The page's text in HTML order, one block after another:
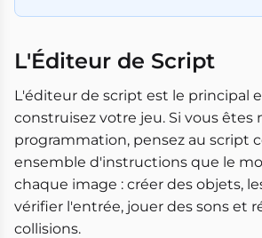
L'Éditeur de Script
L'éditeur de script est le principal
construisez votre jeu. Si vous êtes
programmation, pensez au script
ensemble d'instructions que le
chaque image : créer des objets,
vérifier l'entrée, jouer des sons et
collisions.